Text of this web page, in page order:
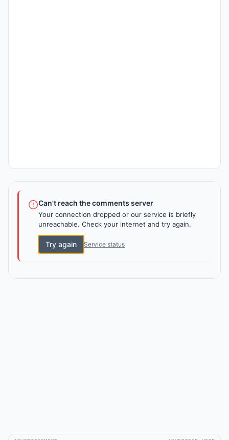
Can't reach the comments server
Your connection dropped or our service is briefly
unreachable. Check your internet and try again.
Try again Service status